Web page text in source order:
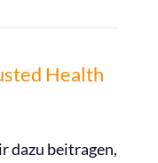
Health
dazu beitragen,